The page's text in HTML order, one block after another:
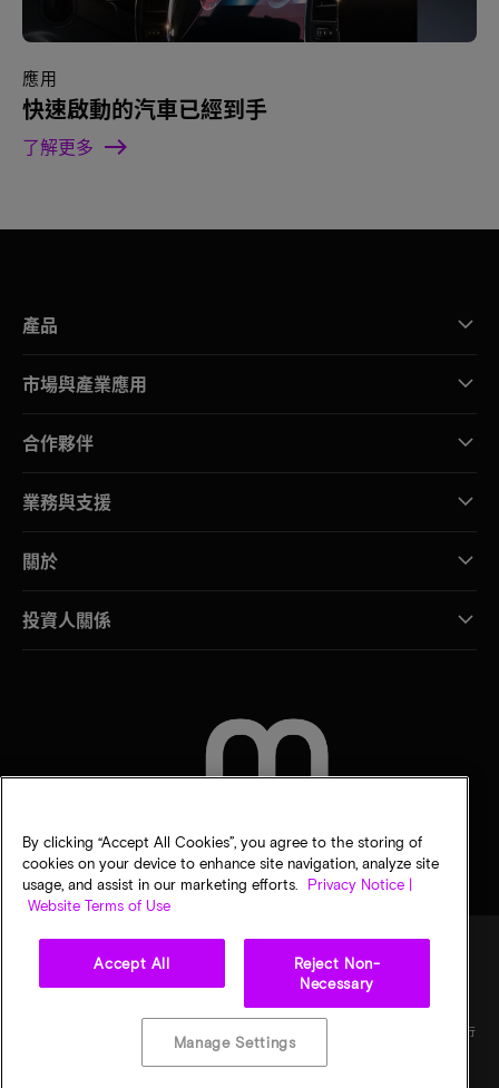
應用
快速啟動的汽車已經到手
了解更多
產品
市場與產業應用
合作夥伴
業務與支援
關於
投資人關係
Micron Technology, Inc. 保留所有權利。資訊、產品和／或規格若有變動，恕不另行
通知。所有提供之資訊皆以「現況」為基準，不提供任何形式的保固。繪圖可能不符合比
例。Micron、Micron 標誌及其他所有 Micron 商標皆為 Micron Technology, Inc. 資產。其
By clicking “Accept All Cookies”, you agree to the storing of
cookies on your device to enhance site navigation, analyze site
usage, and assist in our marketing efforts.
Privacy Notice |
Website Terms of Use
Accept All
Reject Non-
Necessary
Manage Settings